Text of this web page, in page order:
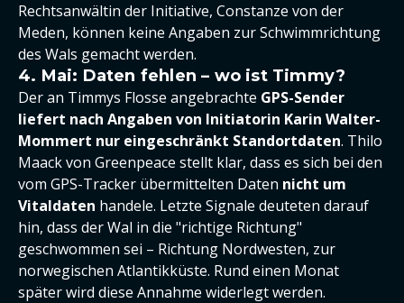
Rechtsanwältin der Initiative, Constanze von der
Meden, können keine Angaben zur Schwimmrichtung
des Wals gemacht werden.
4. Mai: Daten fehlen – wo ist Timmy?
Der an Timmys Flosse angebrachte GPS-Sender
liefert nach Angaben von Initiatorin Karin Walter-
Mommert nur eingeschränkt Standortdaten. Thilo
Maack von Greenpeace stellt klar, dass es sich bei den
vom GPS-Tracker übermittelten Daten nicht um
Vitaldaten handele. Letzte Signale deuteten darauf
hin, dass der Wal in die "richtige Richtung"
geschwommen sei – Richtung Nordwesten, zur
norwegischen Atlantikküste. Rund einen Monat
später wird diese Annahme widerlegt werden.